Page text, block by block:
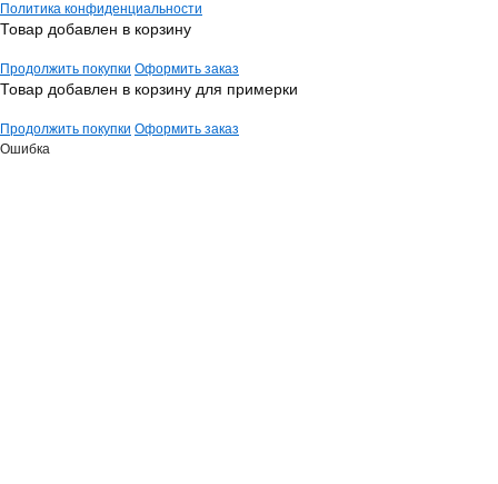
Политика конфиденциальности
Товар добавлен в корзину
Продолжить покупки Оформить заказ
Товар добавлен в корзину для примерки
Продолжить покупки Оформить заказ
Ошибка